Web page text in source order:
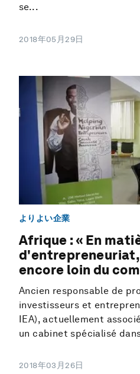
se...
2018年05月29日
よりよい企業
Afrique : « En
d'entrepreneuriat,
encore loin du
Ancien responsable de
investisseurs et
IEA), actuellement
un cabinet spécialisé
2018年03月26日